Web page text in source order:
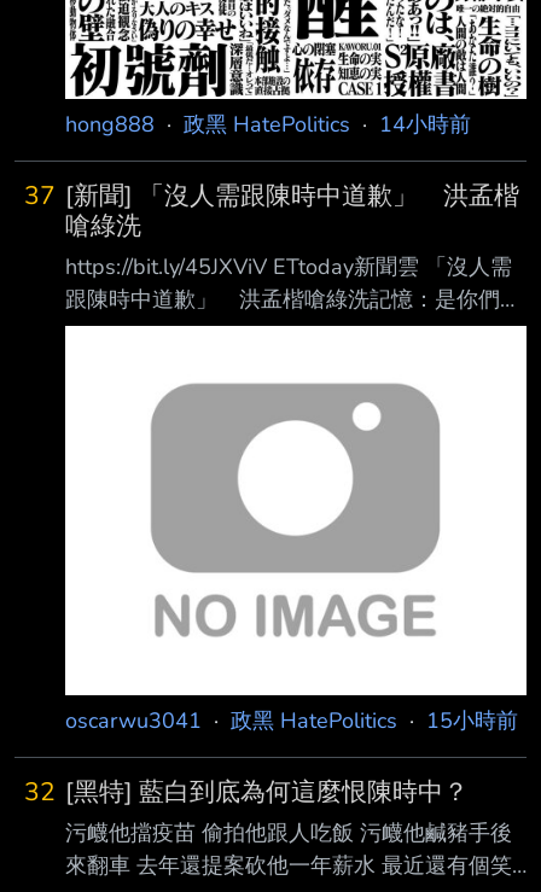
hong888 · 政黑 HatePolitics · 14小時前
37 [新聞] 「沒人需跟陳時中道歉」 洪孟楷
嗆綠洗
https://bit.ly/45JXViV ETtoday新聞雲 「沒人需
跟陳時中道歉」 洪孟楷嗆綠洗記憶：是你們沒
準備疫苗 記者陳怡潔／台北報導 2021年新冠疫
化律師公會前理事長陳昱瑄與 通緝犯李易儒詐
騙顧問費10.6億元。曾遭藍白痛批擋疫苗的行政
院政委陳時中今（7日）表 示，當初不實指控者
應向社會道歉。對此，國民黨立委洪孟楷認為，
「真的沒有人需要跟陳 時中道歉」，國人不是
笨蛋，幾年的時間，不會因為哏圖出來，就洗掉
國人的記憶。當時就 是政府沒有準備疫苗，大
oscarwu3041 · 政黑 HatePolitics · 15小時前
32 [黑特] 藍白到底為何這麼恨陳時中？
污衊他擋疫苗 偷拍他跟人吃飯 污衊他鹹豬手後
來翻車 去年還提案砍他一年薪水 最近還有個笑